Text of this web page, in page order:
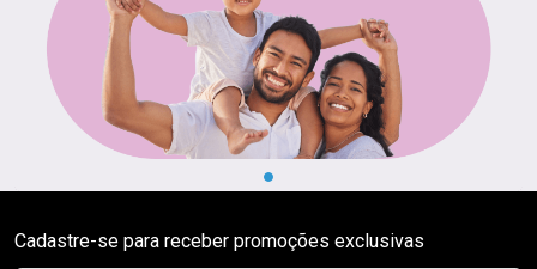
Cadastre-se para receber promoções exclusivas